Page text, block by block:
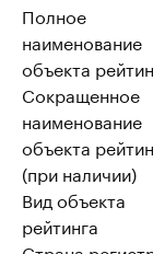
Полное
наименование
объекта
Сокращенное
наименование
объекта
(при наличии)
Вид объекта
рейтинга